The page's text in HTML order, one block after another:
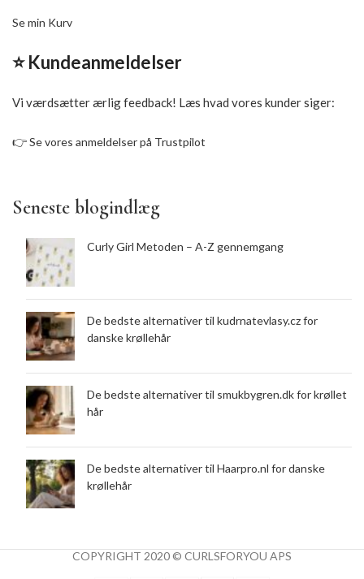
Se min Kurv
⭐ Kundeanmeldelser
Vi værdsætter ærlig feedback! Læs hvad vores kunder siger:
👉Se vores anmeldelser på Trustpilot
Seneste blogindlæg
Curly Girl Metoden – A-Z gennemgang
De bedste alternativer til kudrnatevlasy.cz for
danske krøllehår
De bedste alternativer til smukbygren.dk for krøllet
hår
De bedste alternativer til Haarpro.nl for danske
krøllehår
COPYRIGHT 2020 © CURLSFORYOU APS